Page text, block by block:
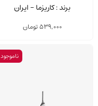
برند : کاریزما - ایران
539,000تومان
ناموجود